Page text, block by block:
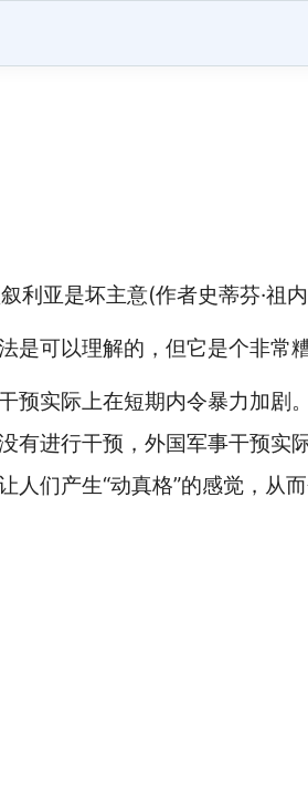
亚是坏主意(作者史蒂芬·祖
可以理解的，但它是个非常糟
实际上在短期内令暴力加剧
进行干预，外国军事干预实
们产生“动真格”的感觉，从